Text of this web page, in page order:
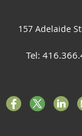
157 Adelaide
Tel: